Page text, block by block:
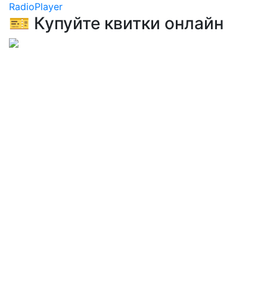
RadioPlayer
🎫 Купуйте квитки онлайн